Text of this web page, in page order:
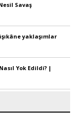
Savaş
yaklaşımlar
Yok Edildi? |